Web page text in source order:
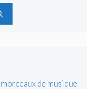
de musique